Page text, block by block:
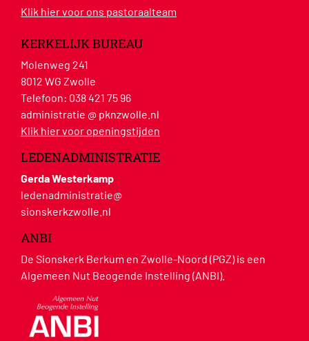
Klik hier voor ons pastoraalteam
KERKELIJK BUREAU
Molenweg 241
8012 WG Zwolle
Telefoon: 038 421 75 96
administratie @ pknzwolle.nl
Klik hier voor openingstijden
LEDENADMINISTRATIE
Gerda Westerkamp
ledenadministratie@
sionskerkzwolle.nl
ANBI
De Sionskerk Berkum en Zwolle-Noord (PGZ) is een
Algemeen Nut Beogende Instelling (ANBI).